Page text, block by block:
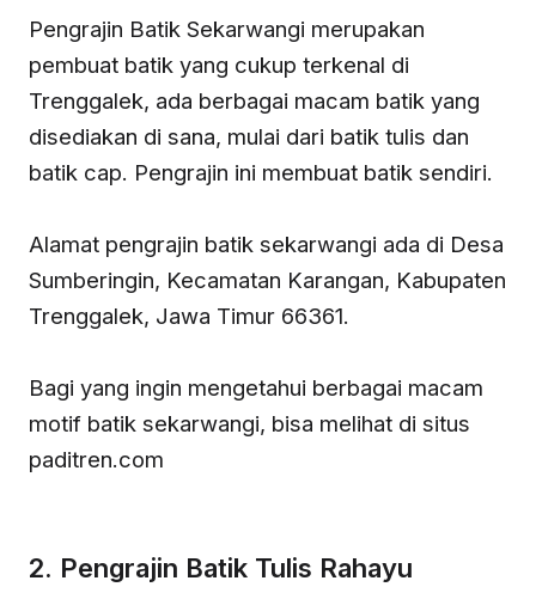
Pengrajin Batik Sekarwangi merupakan
pembuat batik yang cukup terkenal di
Trenggalek, ada berbagai macam batik yang
disediakan di sana, mulai dari batik tulis dan
batik cap. Pengrajin ini membuat batik sendiri.
Alamat pengrajin batik sekarwangi ada di Desa
Sumberingin, Kecamatan Karangan, Kabupaten
Trenggalek, Jawa Timur 66361.
Bagi yang ingin mengetahui berbagai macam
motif batik sekarwangi, bisa melihat di situs
paditren.com
2. Pengrajin Batik Tulis Rahayu